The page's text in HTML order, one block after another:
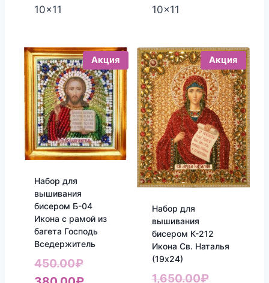
10x11
10x11
Акция
Набор для
вышивания
бисером Б-04
Икона с рамой из
багета Господь
Вседержитель
450.00₽Первоначальная
Акция
Набор для
вышивания
бисером К-212
Икона Св. Наталья
(19х24)
1,650.00₽